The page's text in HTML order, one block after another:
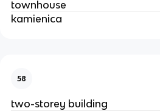
townhouse
kamienica
58
two-storey building